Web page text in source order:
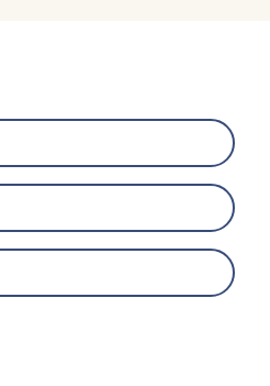
Website nutzen.
kontinuierliche